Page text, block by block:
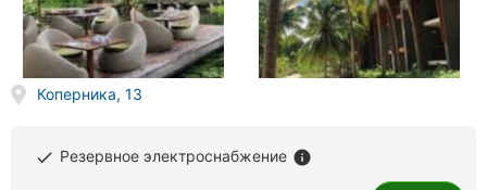
Коперника, 13
done Резервное электроснабжение info